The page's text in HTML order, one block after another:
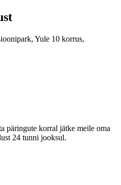
Yule 10 korrus,
päringute korral jätke meile oma
24 tunni jooksul.